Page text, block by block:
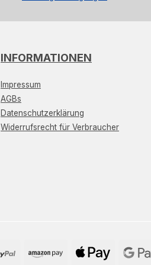
INFORMATIONEN
Impressum
AGBs
Datenschutzerklärung
Widerrufsrecht für Verbraucher